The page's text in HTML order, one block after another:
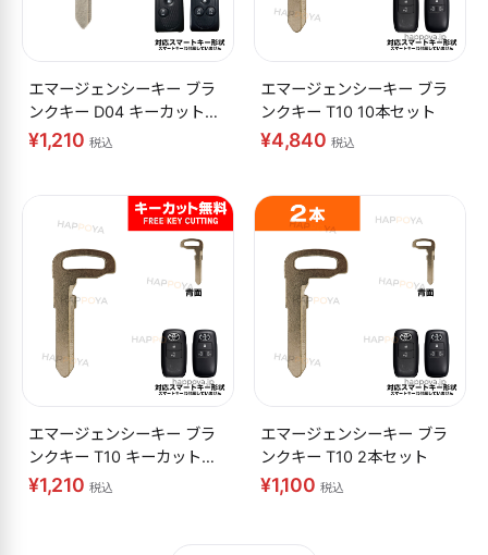
エマージェンシーキー ブラ
ンクキー D04 キーカット無
料
¥1,210 税込
エマージェンシーキー ブラ
ンクキー T10 10本セット
¥4,840 税込
エマージェンシーキー ブラ
ンクキー T10 キーカット無
料
¥1,210 税込
エマージェンシーキー ブラ
ンクキー T10 2本セット
¥1,100 税込